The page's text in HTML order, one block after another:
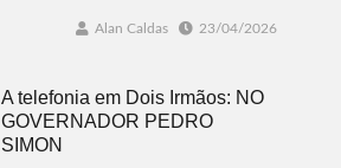
Alan Caldas 23/04/2026
A telefonia em Dois Irmãos: NO
GOVERNADOR PEDRO
SIMON